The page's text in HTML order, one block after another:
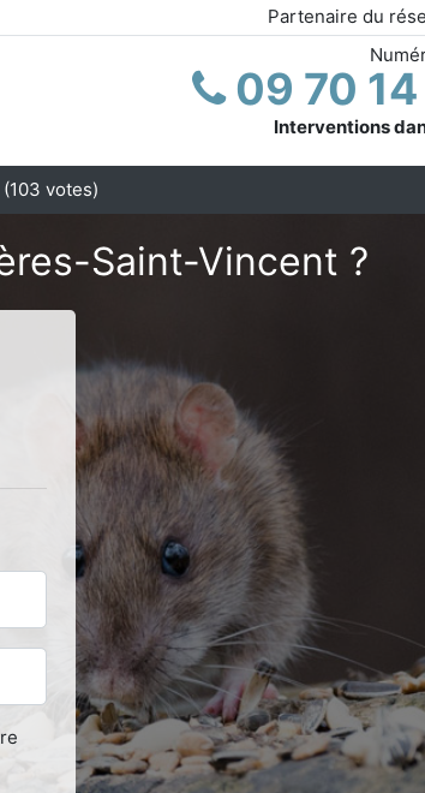
Partenaire du
09 70 14
Interventions
103 votes)
Saint-Vincent ?